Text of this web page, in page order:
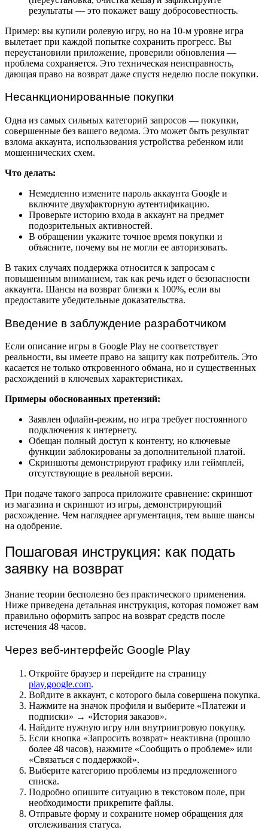
результаты — это покажет вашу добросовестность.
Пример: вы купили ролевую игру, но на 10-м уровне игра
вылетает при каждой попытке сохранить прогресс. Вы
переустановили приложение, проверили обновления —
проблема сохраняется. Это техническая неисправность,
дающая право на возврат даже спустя неделю после покупки.
Несанкционированные покупки
Одна из самых сильных категорий запросов — покупки,
совершенные без вашего ведома. Это может быть результат
взлома аккаунта, использования устройства ребенком или
мошеннических схем.
Что делать:
Немедленно измените пароль аккаунта Google и
включите двухфакторную аутентификацию.
Проверьте историю входа в аккаунт на предмет
подозрительных активностей.
В обращении укажите точное время покупки и
объясните, почему вы не могли ее авторизовать.
В таких случаях поддержка относится к запросам с
повышенным вниманием, так как речь идет о безопасности
аккаунта. Шансы на возврат близки к 100%, если вы
предоставите убедительные доказательства.
Введение в заблуждение разработчиком
Если описание игры в Google Play не соответствует
реальности, вы имеете право на защиту как потребитель. Это
касается не только откровенного обмана, но и существенных
расхождений в ключевых характеристиках.
Примеры обоснованных претензий:
Заявлен офлайн-режим, но игра требует постоянного
подключения к интернету.
Обещан полный доступ к контенту, но ключевые
функции заблокированы за дополнительной платой.
Скриншоты демонстрируют графику или геймплей,
отсутствующие в реальной версии.
При подаче такого запроса приложите сравнение: скриншот
из магазина и скриншот из игры, демонстрирующий
расхождение. Чем нагляднее аргументация, тем выше шансы
на одобрение.
Пошаговая инструкция: как подать
заявку на возврат
Знание теории бесполезно без практического применения.
Ниже приведена детальная инструкция, которая поможет вам
правильно оформить запрос на возврат средств после
истечения 48 часов.
Через веб-интерфейс Google Play
Откройте браузер и перейдите на страницу
play.google.com.
Войдите в аккаунт, с которого была совершена покупка.
Нажмите на значок профиля и выберите «Платежи и
подписки» → «История заказов».
Найдите нужную игру или внутриигровую покупку.
Если кнопка «Запросить возврат» неактивна (прошло
более 48 часов), нажмите «Сообщить о проблеме» или
«Связаться с поддержкой».
Выберите категорию проблемы из предложенного
списка.
Подробно опишите ситуацию в текстовом поле, при
необходимости прикрепите файлы.
Отправьте форму и сохраните номер обращения для
отслеживания статуса.